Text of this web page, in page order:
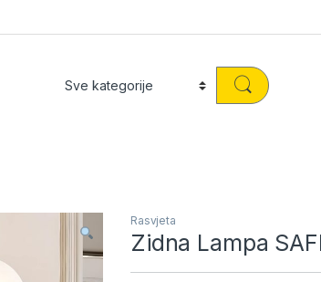
Rasvjeta
Zidna Lampa